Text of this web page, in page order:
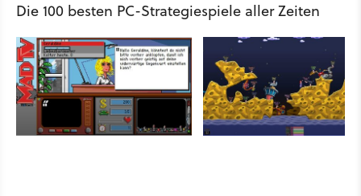
Die 100 besten PC-Strategiespiele aller Zeiten